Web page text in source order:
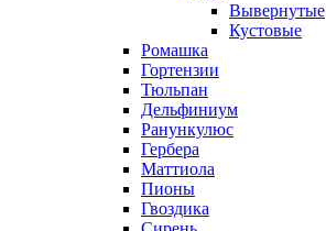
Вывернутые
Кустовые
Ромашка
Гортензии
Тюльпан
Дельфиниум
Ранункулюс
Гербера
Маттиола
Пионы
Гвоздика